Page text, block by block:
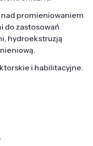
nad promieniowaniem
do zastosowań
hydroekstruzją
i habilitacyjne.